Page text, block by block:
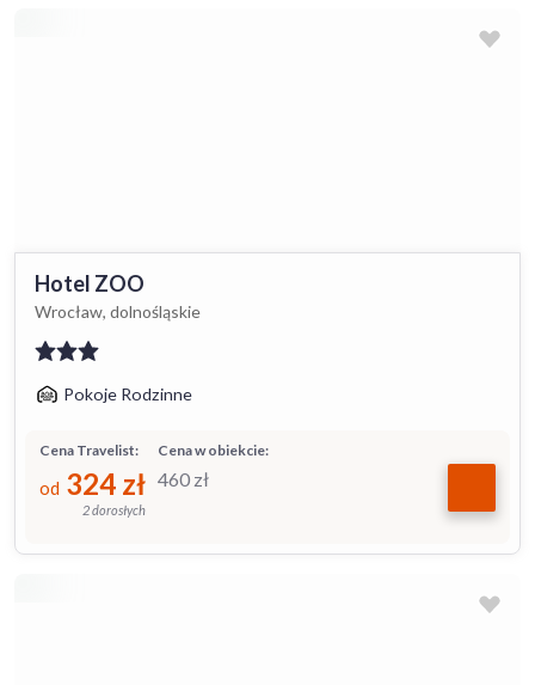
Hotel ZOO
Wrocław, dolnośląskie
Pokoje Rodzinne
Cena w obiekcie:
460 zł
Cena Travelist:
od 324 zł
2 dorosłych